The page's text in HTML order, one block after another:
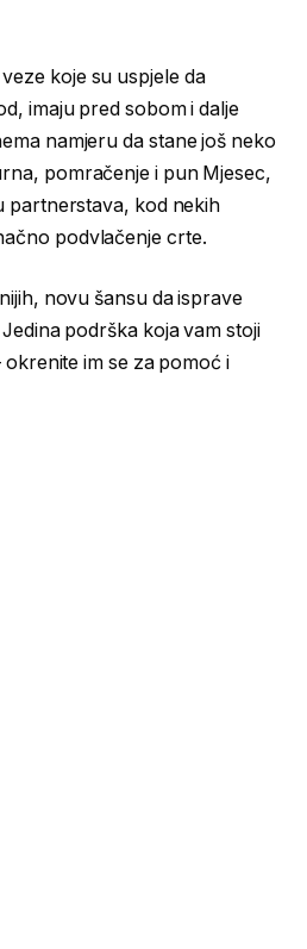
koje su uspjele da
imaju pred sobom i dalje
namjeru da stane još neko
pomračenje i pun Mjesec,
partnerstava, kod nekih
podvlačenje crte.
novu šansu da isprave
podrška koja vam stoji
okrenite im se za pomoć i